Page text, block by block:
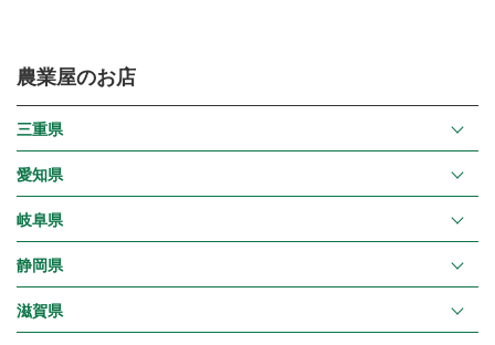
農業屋のお店
三重県
愛知県
岐阜県
静岡県
滋賀県